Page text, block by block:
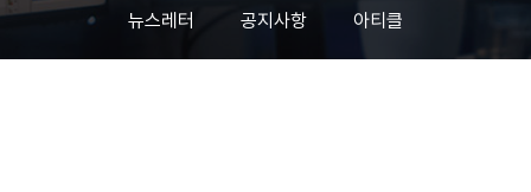
뉴스레터 공지사항 아티클